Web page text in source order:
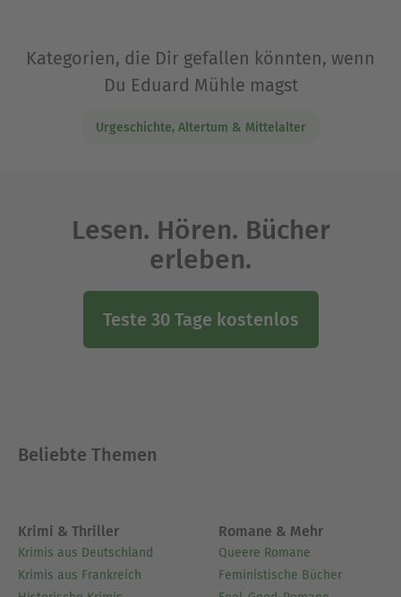
Kategorien, die Dir gefallen könnten, wenn
Du Eduard Mühle magst
Urgeschichte, Altertum & Mittelalter
Lesen. Hören. Bücher
erleben.
Teste 30 Tage kostenlos
Beliebte Themen
Krimi & Thriller
Krimis aus Deutschland
Krimis aus Frankreich
Romane & Mehr
Queere Romane
Feministische Bücher